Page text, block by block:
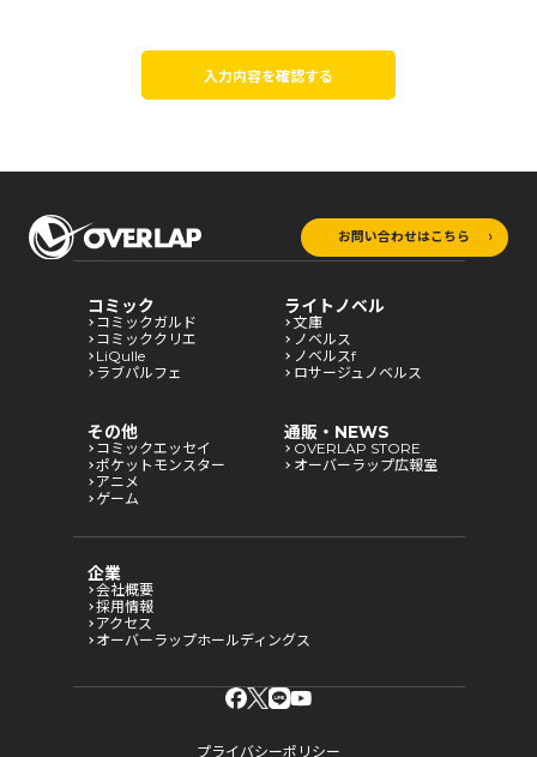
入力内容を確認する
お問い合わせはこちら
コミック
コミックガルド
コミッククリエ
LiQulle
ラブパルフェ
ライトノベル
文庫
ノベルス
ノベルスf
ロサージュノベルス
その他
コミックエッセイ
ポケットモンスター
アニメ
ゲーム
通販・NEWS
OVERLAP STORE
オーバーラップ広報室
企業
会社概要
採用情報
アクセス
オーバーラップホールディングス
プライバシーポリシー